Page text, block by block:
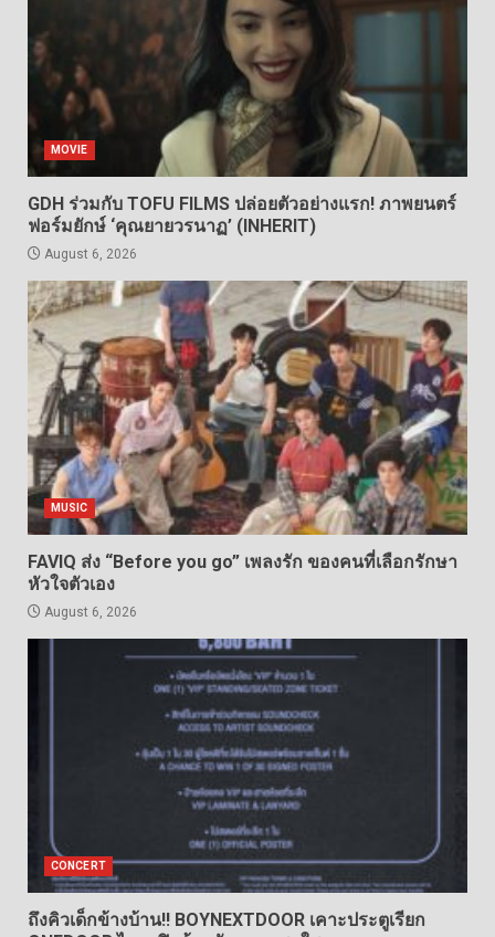
MOVIE
GDH ร่วมกับ TOFU FILMS ปล่อยตัวอย่างแรก! ภาพยนตร์
ฟอร์มยักษ์ ‘คุณยายวรนาฏ’ (INHERIT)
August 6, 2026
MUSIC
FAVIQ ส่ง “Before you go” เพลงรัก ของคนที่เลือกรักษา
หัวใจตัวเอง
August 6, 2026
CONCERT
ถึงคิวเด็กข้างบ้าน!! BOYNEXTDOOR เคาะประตูเรียก